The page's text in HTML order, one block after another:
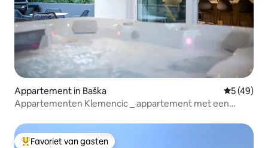
Appartement in Baška
5 (49)
Appartementen Klemencic _ appartement met een
Favoriet van gasten